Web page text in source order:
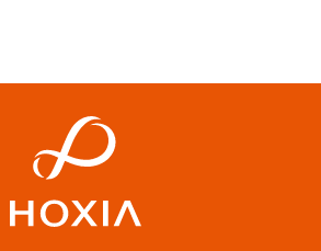
質問に対する回答やキャンペーン等の
子メールや資料のご送付に利用いたしま
者への開示・提供の禁止】
よりお預かりした個人情報を適切に管理
に該当する場合を除き、個人情報を第三
ん。